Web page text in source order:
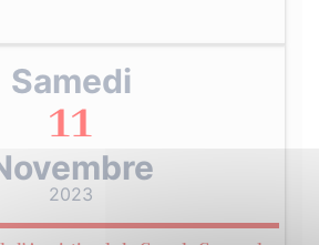
Samedi
11
2023